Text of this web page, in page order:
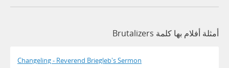
أمثلة أفلام بها كلمة Brutalizers
Changeling - Reverend Briegleb's Sermon